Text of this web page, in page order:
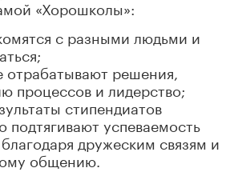
«Хорошколы»:
с разными людьми и
отрабатывают решения,
процессов и лидерство;
стипендиатов
подтягивают успеваемость
дружеским связям и
общению.